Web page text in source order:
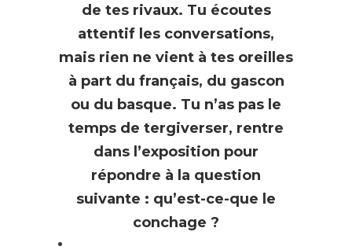
de tes rivaux. Tu écoutes
attentif les conversations,
mais rien ne vient à tes oreilles
à part du français, du gascon
ou du basque. Tu n’as pas le
temps de tergiverser, rentre
dans l’exposition pour
répondre à la question
suivante : qu’est-ce-que le
conchage ?